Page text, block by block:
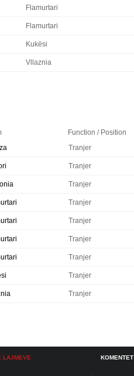
Flamurtari
Flamurtari
Kukësi
Vllaznia
Function / Position
Tranjer
Tranjer
Tranjer
Tranjer
Tranjer
Tranjer
Tranjer
Tranjer
Tranjer
LAJMEVE KOMENTET